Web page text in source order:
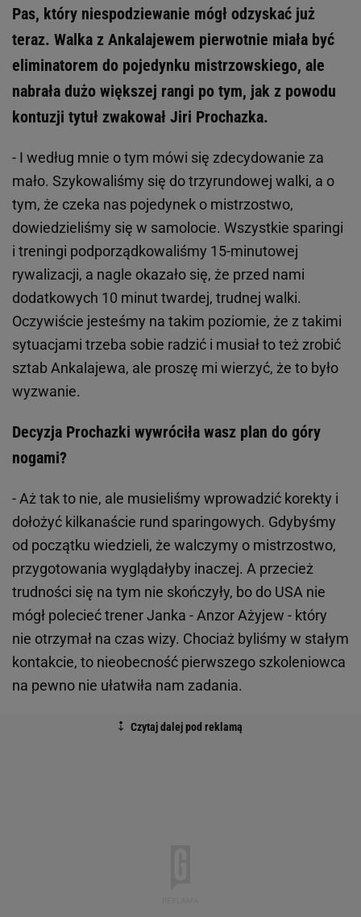
Pas, który niespodziewanie mógł odzyskać już
teraz. Walka z Ankalajewem pierwotnie miała być
eliminatorem do pojedynku mistrzowskiego, ale
nabrała dużo większej rangi po tym, jak z powodu
kontuzji tytuł zwakował Jiri Prochazka.
- I według mnie o tym mówi się zdecydowanie za
mało. Szykowaliśmy się do trzyrundowej walki, a o
tym, że czeka nas pojedynek o mistrzostwo,
dowiedzieliśmy się w samolocie. Wszystkie sparingi
i treningi podporządkowaliśmy 15-minutowej
rywalizacji, a nagle okazało się, że przed nami
dodatkowych 10 minut twardej, trudnej walki.
Oczywiście jesteśmy na takim poziomie, że z takimi
sytuacjami trzeba sobie radzić i musiał to też zrobić
sztab Ankalajewa, ale proszę mi wierzyć, że to było
wyzwanie.
Decyzja Prochazki wywróciła wasz plan do góry
nogami?
- Aż tak to nie, ale musieliśmy wprowadzić korekty i
dołożyć kilkanaście rund sparingowych. Gdybyśmy
od początku wiedzieli, że walczymy o mistrzostwo,
przygotowania wyglądałyby inaczej. A przecież
trudności się na tym nie skończyły, bo do USA nie
mógł polecieć trener Janka - Anzor Ażyjew - który
nie otrzymał na czas wizy. Chociaż byliśmy w stałym
kontakcie, to nieobecność pierwszego szkoleniowca
na pewno nie ułatwiła nam zadania.